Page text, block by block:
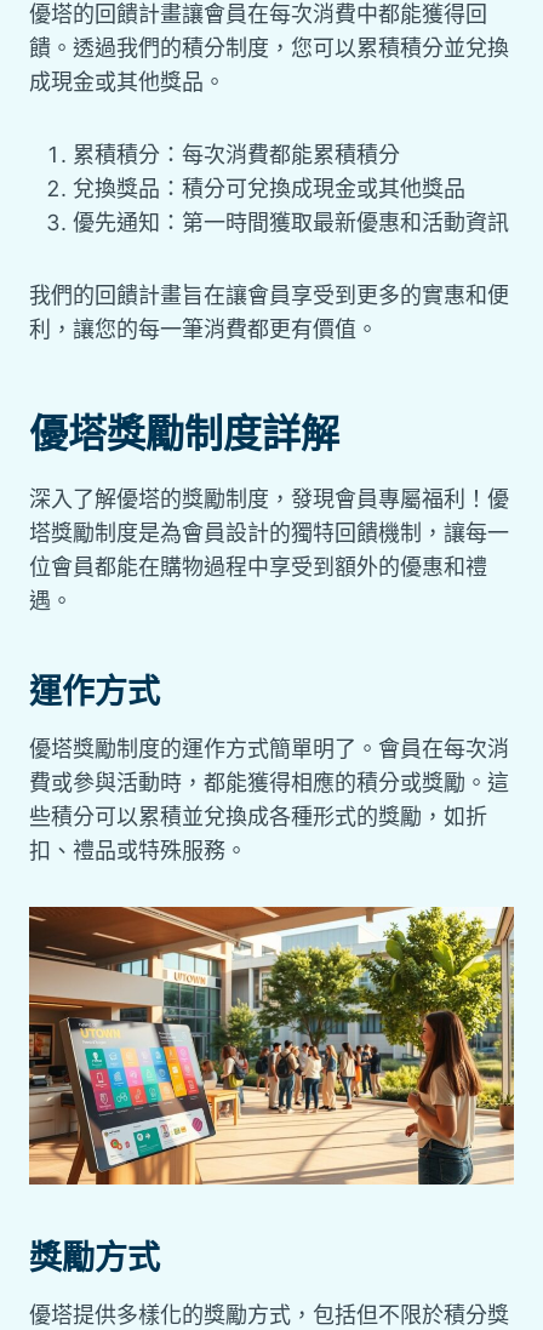
優塔的回饋計畫讓會員在每次消費中都能獲得回
饋。透過我們的積分制度，您可以累積積分並兌換
成現金或其他獎品。
累積積分：每次消費都能累積積分
兌換獎品：積分可兌換成現金或其他獎品
優先通知：第一時間獲取最新優惠和活動資訊
我們的回饋計畫旨在讓會員享受到更多的實惠和便
利，讓您的每一筆消費都更有價值。
優塔獎勵制度詳解
深入了解優塔的獎勵制度，發現會員專屬福利！優
塔獎勵制度是為會員設計的獨特回饋機制，讓每一
位會員都能在購物過程中享受到額外的優惠和禮
遇。
運作方式
優塔獎勵制度的運作方式簡單明了。會員在每次消
費或參與活動時，都能獲得相應的積分或獎勵。這
些積分可以累積並兌換成各種形式的獎勵，如折
扣、禮品或特殊服務。
獎勵方式
優塔提供多樣化的獎勵方式，包括但不限於積分獎